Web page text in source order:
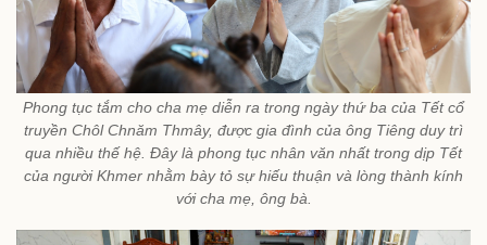
Phong tục tắm cho cha mẹ diễn ra trong ngày thứ ba của Tết cổ
truyền Chôl Chnăm Thmây, được gia đình của ông Tiêng duy trì
qua nhiều thế hệ. Đây là phong tục nhân văn nhất trong dịp Tết
của người Khmer nhằm bày tỏ sự hiếu thuận và lòng thành kính
với cha mẹ, ông bà.